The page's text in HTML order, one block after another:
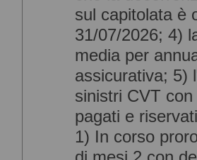
sul capitolata è
31/07/2026; 4)
media per
assicurativa; 5)
sinistri CVT con
pagati e
1) In corso